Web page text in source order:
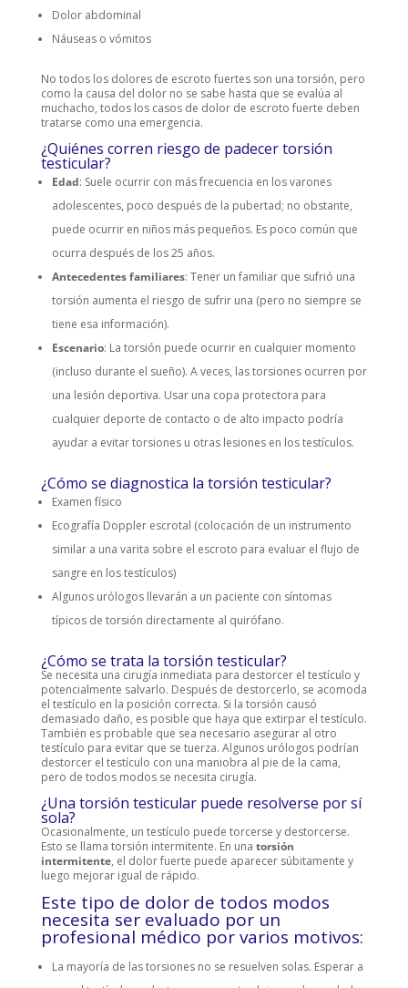
Dolor abdominal
Náuseas o vómitos
No todos los dolores de escroto fuertes son una torsión, pero
como la causa del dolor no se sabe hasta que se evalúa al
muchacho, todos los casos de dolor de escroto fuerte deben
tratarse como una emergencia.
¿Quiénes corren riesgo de padecer torsión
testicular?
Edad: Suele ocurrir con más frecuencia en los varones
adolescentes, poco después de la pubertad; no obstante,
puede ocurrir en niños más pequeños. Es poco común que
ocurra después de los 25 años.
Antecedentes familiares: Tener un familiar que sufrió una
torsión aumenta el riesgo de sufrir una (pero no siempre se
tiene esa información).
Escenario: La torsión puede ocurrir en cualquier momento
(incluso durante el sueño). A veces, las torsiones ocurren por
una lesión deportiva. Usar una copa protectora para
cualquier deporte de contacto o de alto impacto podría
ayudar a evitar torsiones u otras lesiones en los testículos.
¿Cómo se diagnostica la torsión testicular?
Examen físico
Ecografía Doppler escrotal (colocación de un instrumento
similar a una varita sobre el escroto para evaluar el flujo de
sangre en los testículos)
Algunos urólogosllevarán a un paciente con síntomas
típicos de torsión directamente al quirófano.
¿Cómo se trata la torsión testicular?
Se necesita una cirugía inmediata para destorcer el testículo y
potencialmente salvarlo. Después de destorcerlo, se acomoda
el testículo en la posición correcta. Si la torsión causó
demasiado daño, es posible que haya que extirpar el testículo.
También es probable que sea necesario asegurar al otro
testículo para evitar que se tuerza. Algunos urólogospodrían
destorcer el testículo con una maniobra al pie de la cama,
pero de todos modos se necesita cirugía.
¿Una torsión testicular puede resolverse por sí
sola?
Ocasionalmente, un testículo puede torcerse y destorcerse.
Esto se llama torsión intermitente. En una torsión
intermitente, el dolor fuerte puede aparecer súbitamente y
luego mejorar igual de rápido.
Este tipo de dolor de todos modos
necesita ser evaluado por un
profesional médico por varios motivos:
La mayoría de las torsiones no se resuelven solas. Esperar a